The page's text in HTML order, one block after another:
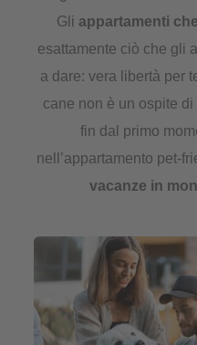
Gli appartamenti
esattamente ciò che gli
a dare: vera libertà per
cane non è un ospite
fin dal primo
nell’appartamento pet-
vacanze in